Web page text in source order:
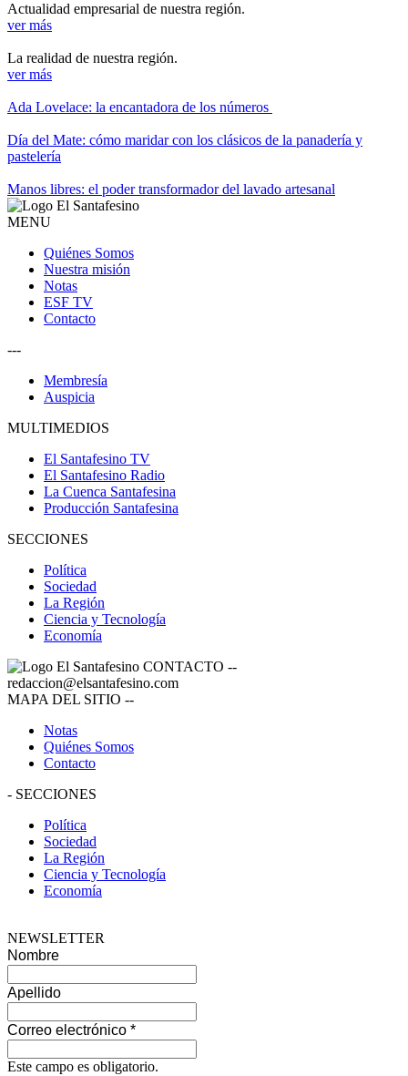
Actualidad empresarial de nuestra región.
ver más
La realidad de nuestra región.
ver más
Ada Lovelace: la encantadora de los números
Día del Mate: cómo maridar con los clásicos de la panadería y
pastelería
Manos libres: el poder transformador del lavado artesanal
MENU
Quiénes Somos
Nuestra misión
Notas
ESF TV
Contacto
---
Membresía
Auspicia
MULTIMEDIOS
El Santafesino TV
El Santafesino Radio
La Cuenca Santafesina
Producción Santafesina
SECCIONES
Política
Sociedad
La Región
Ciencia y Tecnología
Economía
CONTACTO --
redaccion@elsantafesino.com
MAPA DEL SITIO --
Notas
Quiénes Somos
Contacto
- SECCIONES
Política
Sociedad
La Región
Ciencia y Tecnología
Economía
NEWSLETTER
Nombre
Apellido
Correo electrónico *
Este campo es obligatorio.